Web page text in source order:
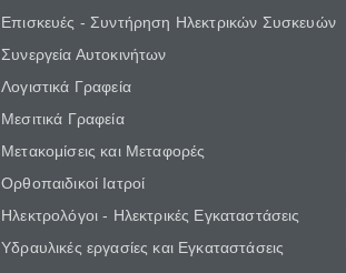
Επισκευές - Συντήρηση Ηλεκτρικών Συσκευών
Συνεργεία Αυτοκινήτων
Λογιστικά Γραφεία
Μεσιτικά Γραφεία
Μετακομίσεις και Μεταφορές
Ορθοπαιδικοί Ιατροί
Ηλεκτρολόγοι - Ηλεκτρικές Εγκαταστάσεις
Υδραυλικές εργασίες και Εγκαταστάσεις